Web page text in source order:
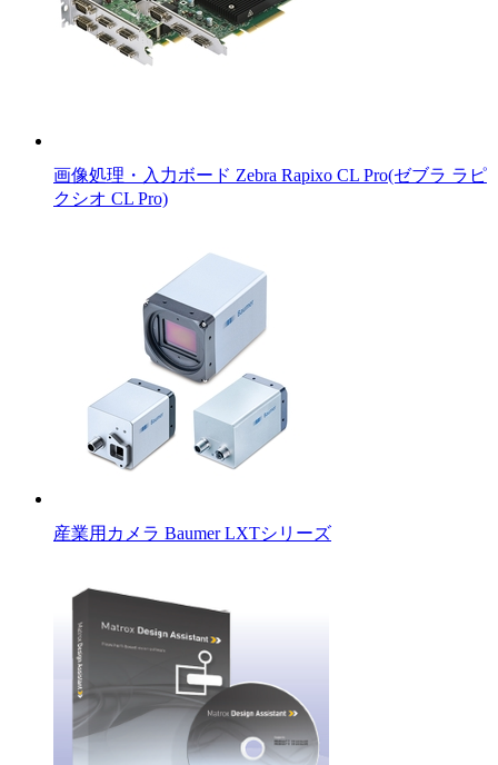
画像処理・入力ボード Zebra Rapixo CL Pro(ゼブラ ラピ
クシオ CL Pro)
産業用カメラ Baumer LXTシリーズ